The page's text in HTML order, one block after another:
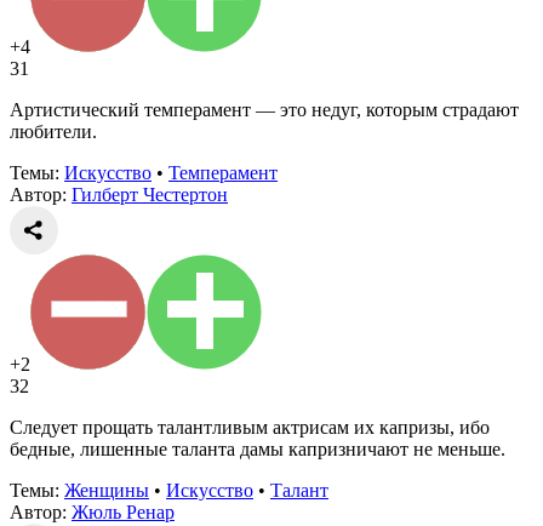
+4
31
Артистический темперамент — это недуг, которым страдают
любители.
Темы: Искусство • Темперамент
Автор: Гилберт Честертон
+2
32
Следует прощать талантливым актрисам их капризы, ибо
бедные, лишенные таланта дамы капризничают не меньше.
Темы: Женщины • Искусство • Талант
Автор: Жюль Ренар